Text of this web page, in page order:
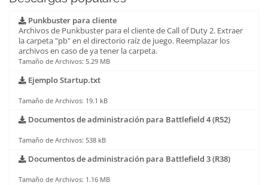
Punkbuster para cliente
Archivos de Punkbuster para el cliente de Call of Duty 2. Extraer
la carpeta "pb" en el directorio raíz de juego. Reemplazar los
archivos en caso de ya tener la carpeta.
Tamaño de Archivos: 5.29 MB
Ejemplo Startup.txt
Tamaño de Archivos: 19.1 kB
Documentos de administración para Battlefield 4 (R52)
Tamaño de Archivos: 538 kB
Documentos de administración para Battlefield 3 (R38)
Tamaño de Archivos: 1.16 MB